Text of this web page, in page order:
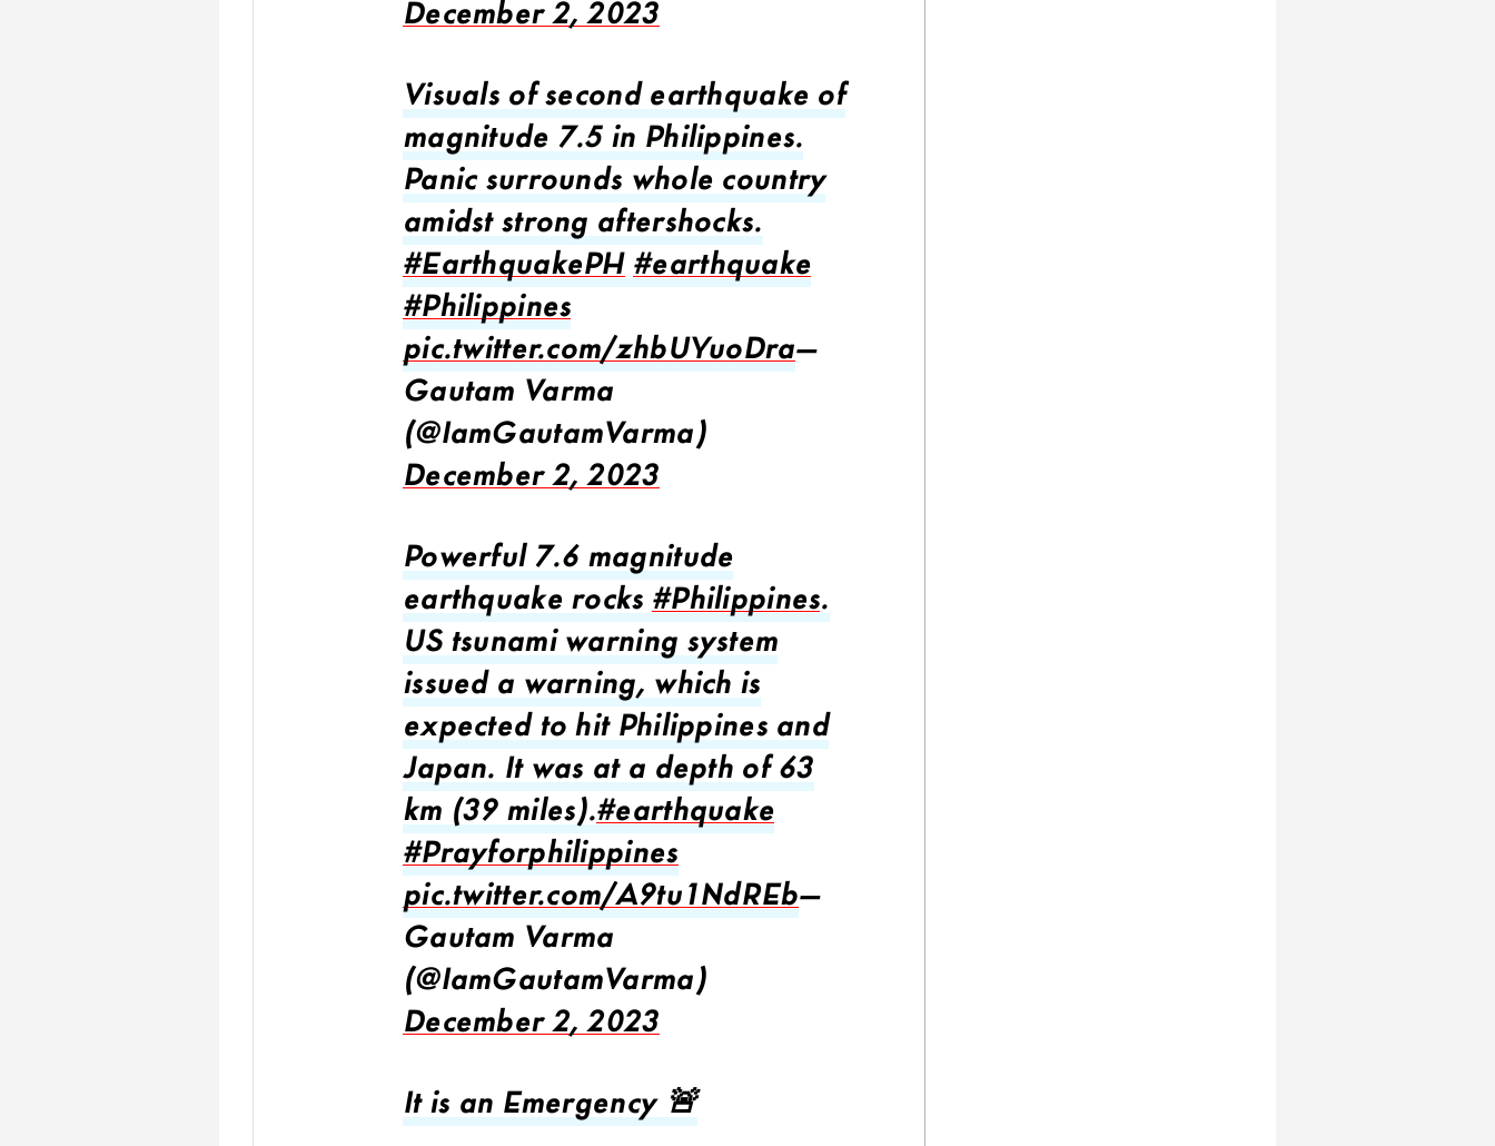
December 2, 2023
Visuals of second earthquake of
magnitude 7.5 in Philippines.
Panic surrounds whole country
amidst strong aftershocks.
#EarthquakePH #earthquake
#Philippines
pic.twitter.com/zhbUYuoDra—
Gautam Varma
(@IamGautamVarma)
December 2, 2023
Powerful 7.6 magnitude
earthquake rocks #Philippines.
US tsunami warning system
issued a warning, which is
expected to hit Philippines and
Japan. It was at a depth of 63
km (39 miles).#earthquake
#Prayforphilippines
pic.twitter.com/A9tu1NdREb—
Gautam Varma
(@IamGautamVarma)
December 2, 2023
It is an Emergency 🚨